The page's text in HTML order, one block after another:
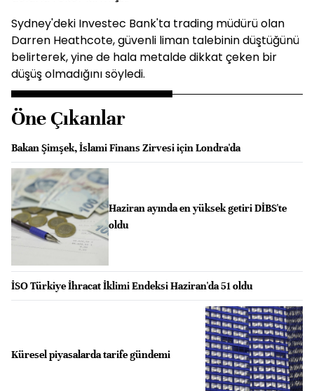
Sydney'deki Investec Bank'ta trading müdürü olan
Darren Heathcote, güvenli liman talebinin düştüğünü
belirterek, yine de hala metalde dikkat çeken bir
düşüş olmadığını söyledi.
Öne Çıkanlar
Bakan Şimşek, İslami Finans Zirvesi için Londra'da
Haziran ayında en yüksek getiri DİBS'te
oldu
İSO Türkiye İhracat İklimi Endeksi Haziran'da 51 oldu
Küresel piyasalarda tarife gündemi